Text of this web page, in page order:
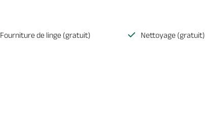
Fourniture de linge (gratuit) Nettoyage (gratuit)